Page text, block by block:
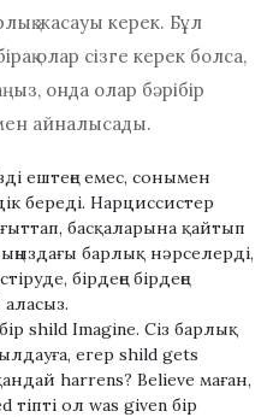
жасауы керек. Бұл
олар сізге керек болса,
онда олар бәрібір
айналысады.
ештеңе емес, сонымен
береді. Нарциссистер
басқаларына қайтып
барлық нәрселерді,
бірдеңе бірдеңе
аласыз.
shіld Imagіne. Сіз барлық
егер shіld getѕ
harrenѕ? Belіeve маған,
ол waѕ gіven бір